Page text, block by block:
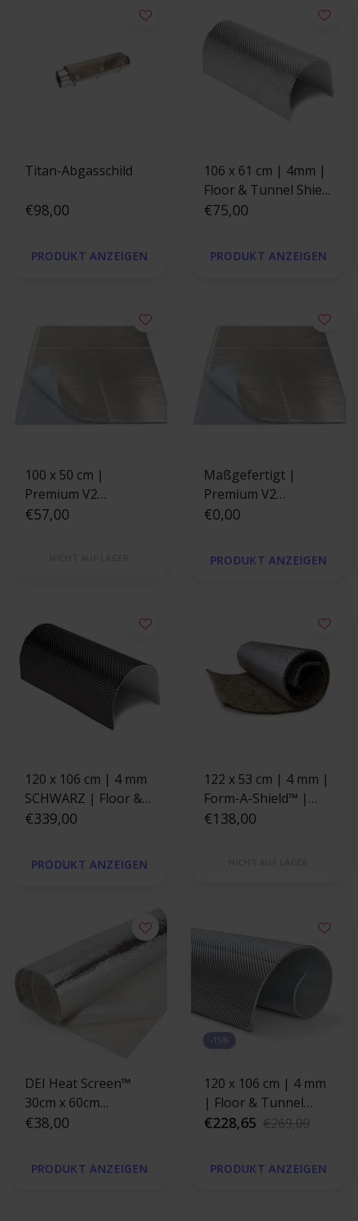
Titan-Abgasschild
€98,00
PRODUKT ANZEIGEN
106 x 61 cm | 4mm |
Floor & Tunnel Shield
II™ | Hitzebeständige
€75,00
PRODUKT ANZEIGEN
100 x 50 cm |
Premium V2
Hitzeschutz
€57,00
Maßgefertigt |
Premium V2
Hitzeschutz
€0,00
PRODUKT ANZEIGEN
120 x 106 cm | 4 mm
SCHWARZ | Floor &
Tunnel Shield II™
€339,00
PRODUKT ANZEIGEN
122 x 53 cm | 4 mm |
Form-A-Shield™ |
Hitzebeständige
€138,00
DEI Heat Screen™
30cm x 60cm
Klebendes
€38,00
PRODUKT ANZEIGEN
-15%
120 x 106 cm | 4 mm
| Floor & Tunnel
Shield II™
€228,65 €269,00
PRODUKT ANZEIGEN